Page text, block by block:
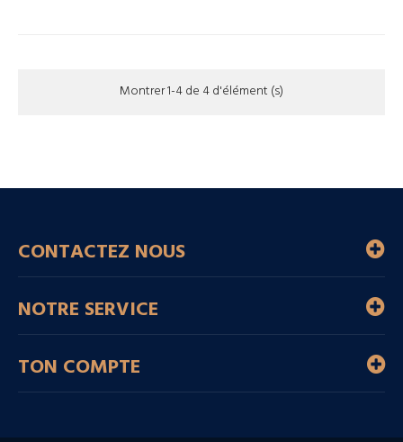
Montrer 1-4 de 4 d'élément (s)
CONTACTEZ NOUS
NOTRE SERVICE
TON COMPTE